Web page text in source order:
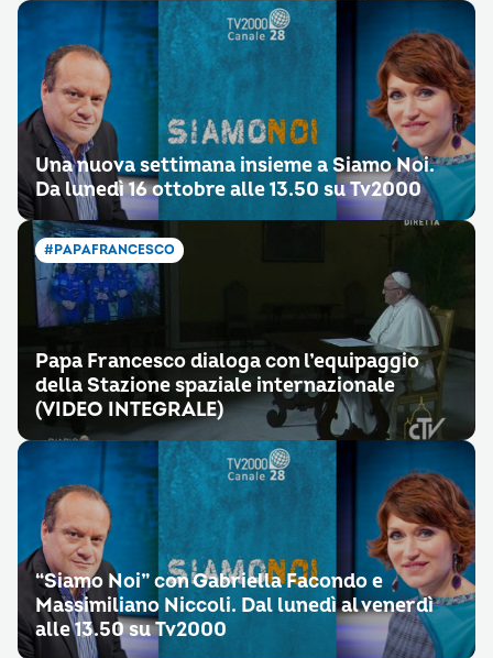
Una nuova settimana insieme a Siamo Noi.
Da lunedì 16 ottobre alle 13.50 su Tv2000
#PAPAFRANCESCO
Papa Francesco dialoga con l’equipaggio
della Stazione spaziale internazionale
(VIDEO INTEGRALE)
“Siamo Noi” con Gabriella Facondo e
Massimiliano Niccoli. Dal lunedì al venerdì
alle 13.50 su Tv2000